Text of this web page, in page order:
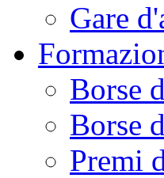
Gare
Borse
Borse
Premi